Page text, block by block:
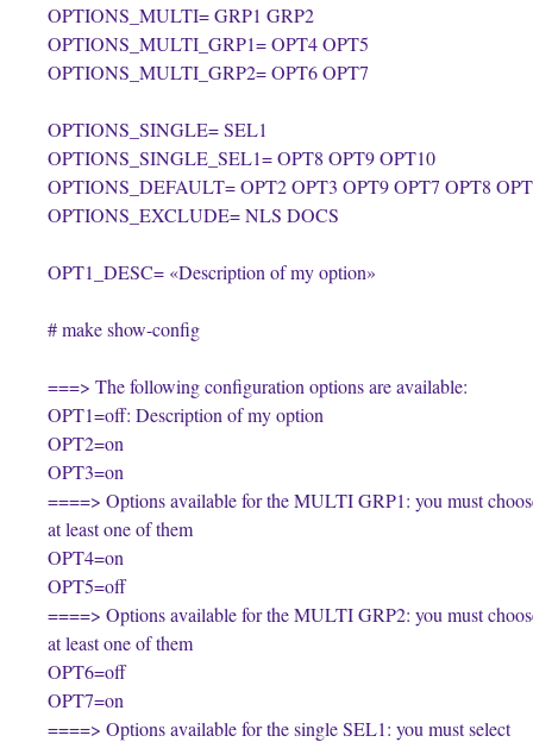
OPTIONS_MULTI= GRP1 GRP2
OPTIONS_MULTI_GRP1= OPT4 OPT5
OPTIONS_MULTI_GRP2= OPT6 OPT7
OPTIONS_SINGLE= SEL1
OPTIONS_SINGLE_SEL1= OPT8 OPT9 OPT10
OPTIONS_DEFAULT= OPT2 OPT3 OPT9 OPT7 OPT8
OPTIONS_EXCLUDE= NLS DOCS
OPT1_DESC= «Description of my option»
# make show-config
===> The following configuration options are available:
OPT1=off: Description of my option
OPT2=on
OPT3=on
====> Options available for the MULTI GRP1: you must
at least one of them
OPT4=on
OPT5=off
====> Options available for the MULTI GRP2: you must
at least one of them
OPT6=off
OPT7=on
====> Options available for the single SEL1: you must select